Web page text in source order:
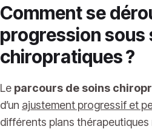
Comment se
progression sous
chiropratiques ?
Le parcours de soins
d’un ajustement progressif et
différents plans